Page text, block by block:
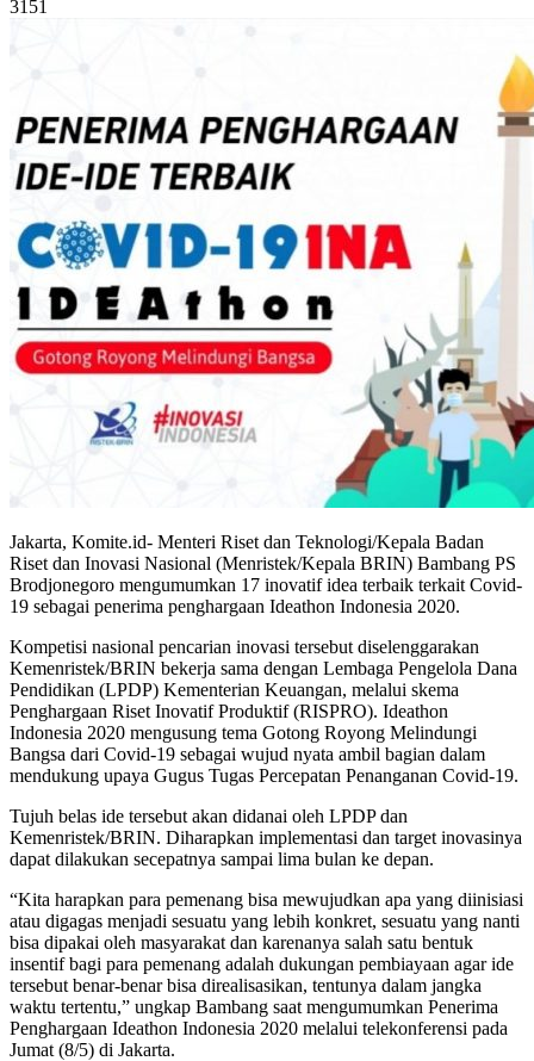
3151
Jakarta, Komite.id- Menteri Riset dan Teknologi/Kepala Badan
Riset dan Inovasi Nasional (Menristek/Kepala BRIN) Bambang PS
Brodjonegoro mengumumkan 17 inovatif idea terbaik terkait Covid-
19 sebagai penerima penghargaan Ideathon Indonesia 2020.
Kompetisi nasional pencarian inovasi tersebut diselenggarakan
Kemenristek/BRIN bekerja sama dengan Lembaga Pengelola Dana
Pendidikan (LPDP) Kementerian Keuangan, melalui skema
Penghargaan Riset Inovatif Produktif (RISPRO). Ideathon
Indonesia 2020 mengusung tema Gotong Royong Melindungi
Bangsa dari Covid-19 sebagai wujud nyata ambil bagian dalam
mendukung upaya Gugus Tugas Percepatan Penanganan Covid-19.
Tujuh belas ide tersebut akan didanai oleh LPDP dan
Kemenristek/BRIN. Diharapkan implementasi dan target inovasinya
dapat dilakukan secepatnya sampai lima bulan ke depan.
“Kita harapkan para pemenang bisa mewujudkan apa yang diinisiasi
atau digagas menjadi sesuatu yang lebih konkret, sesuatu yang nanti
bisa dipakai oleh masyarakat dan karenanya salah satu bentuk
insentif bagi para pemenang adalah dukungan pembiayaan agar ide
tersebut benar-benar bisa direalisasikan, tentunya dalam jangka
waktu tertentu,” ungkap Bambang saat mengumumkan Penerima
Penghargaan Ideathon Indonesia 2020 melalui telekonferensi pada
Jumat (8/5) di Jakarta.